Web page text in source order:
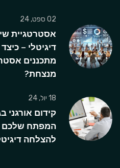
02 ספט, 24
אסטרטגיית
דיגיטלי – כיצד
מתכננים
מנצחת?
18 יול, 24
קידום אורגני
המפתח שלכם
להצלחה